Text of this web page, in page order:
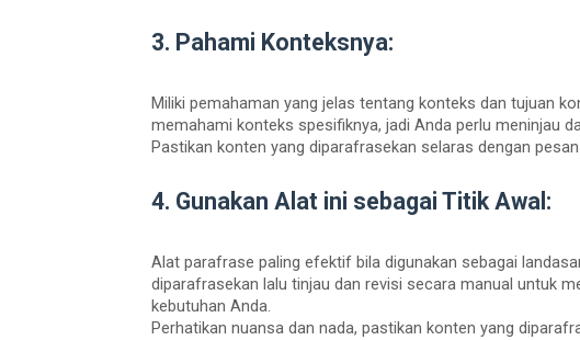
3. Pahami Konteksnya:
Miliki pemahaman yang jelas tentang konteks dan tujuan
memahami konteks spesifiknya, jadi Anda perlu meninjau
Pastikan konten yang diparafrasekan selaras dengan
4. Gunakan Alat ini sebagai Titik Awal:
Alat parafrase paling efektif bila digunakan sebagai
diparafrasekan lalu tinjau dan revisi secara manual untuk
kebutuhan Anda.
Perhatikan nuansa dan nada, pastikan konten yang